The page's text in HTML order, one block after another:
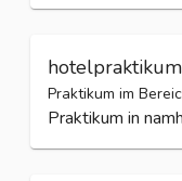
Praktikum im
Praktikum in